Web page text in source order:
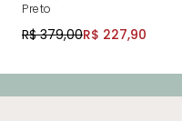
Preto
R$ 379,00R$ 227,90